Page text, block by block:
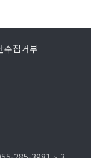
수집거부